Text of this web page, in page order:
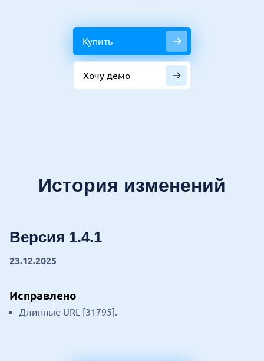
Купить
Хочу демо
История изменений
Версия 1.4.1
23.12.2025
Исправлено
Длинные URL [31795].